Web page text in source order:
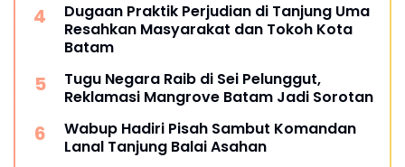
Dugaan Praktik Perjudian di Tanjung Uma
Resahkan Masyarakat dan Tokoh Kota
Batam
Tugu Negara Raib di Sei Pelunggut,
Reklamasi Mangrove Batam Jadi Sorotan
Wabup Hadiri Pisah Sambut Komandan
Lanal Tanjung Balai Asahan